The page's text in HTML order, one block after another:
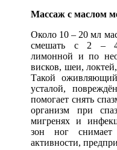
Массаж с маслом
Около 10 – 20 мл
смешать с 2 – 4
лимонной и по
висков, шеи,
Такой
усталой,
помогает снять
организм при
мигренях и
зон ног снимает
активности,